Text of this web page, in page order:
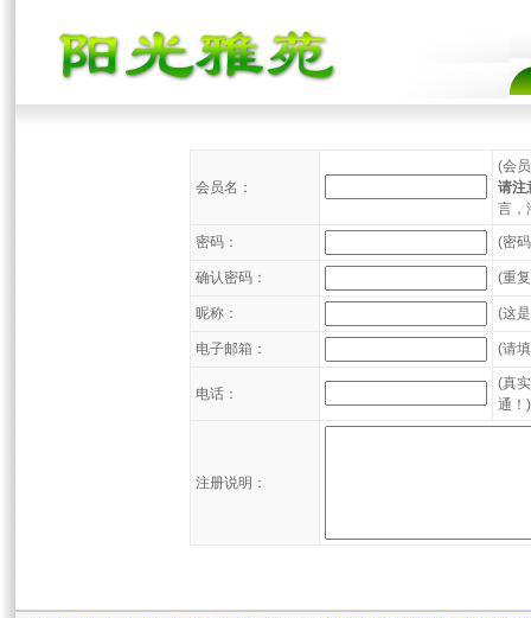
会员名：
(会
请注
言，
密码：
(密
确认密码： (重
昵称： (这
电子邮箱： (请
电话：
(真
通！)
注册说明：